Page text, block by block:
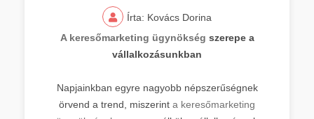
Írta: Kovács Dorina
A keresőmarketing ügynökség szerepe a
vállalkozásunkban
Napjainkban egyre nagyobb népszerűségnek
örvend a trend, miszerint a keresőmarketing